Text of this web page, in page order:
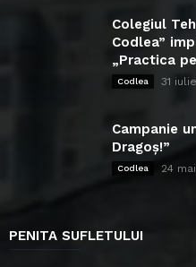
Colegiul
Codlea”
„Practica
Codlea 31
Campanie
Dragoș!”
Codlea 24
PENITA SUFLETULUI